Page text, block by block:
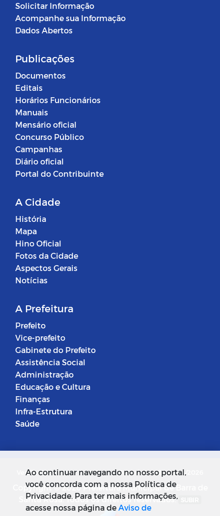
Solicitar Informação
Acompanhe sua Informação
Dados Abertos
Publicações
Documentos
Editais
Horários Funcionários
Manuais
Mensário oficial
Concurso Público
Campanhas
Diário oficial
Portal do Contribuinte
A Cidade
História
Mapa
Hino Oficial
Fotos da Cidade
Aspectos Gerais
Notícias
A Prefeitura
Prefeito
Vice-prefeito
Gabinete do Prefeito
Assistência Social
Administração
Educação e Cultura
Finanças
Infra-Estrutura
Saúde
Versão do Sistema: 5.0.268 Data da Versão: 18/03/2026
Copyright © 2026 Prefeitura Municipal de Barra de
Santa Rosa. Todos os direitos reservados.
Ao continuar navegando no nosso portal,
você concorda com a nossa Política de
Privacidade. Para ter mais informações,
acesse nossa página deAviso de